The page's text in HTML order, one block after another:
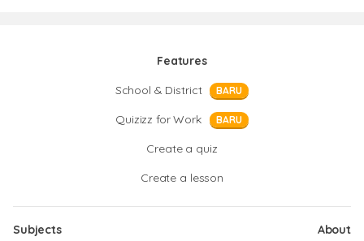
Features
School & District
BARU
Quizizz for Work BARU
Create a quiz
Create a lesson
Subjects
About